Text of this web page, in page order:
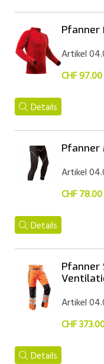
Artikel
CHF 97.00
Details
Pfanner
Artikel
CHF 78.00
Details
Pfanner
Artikel
CHF
Details